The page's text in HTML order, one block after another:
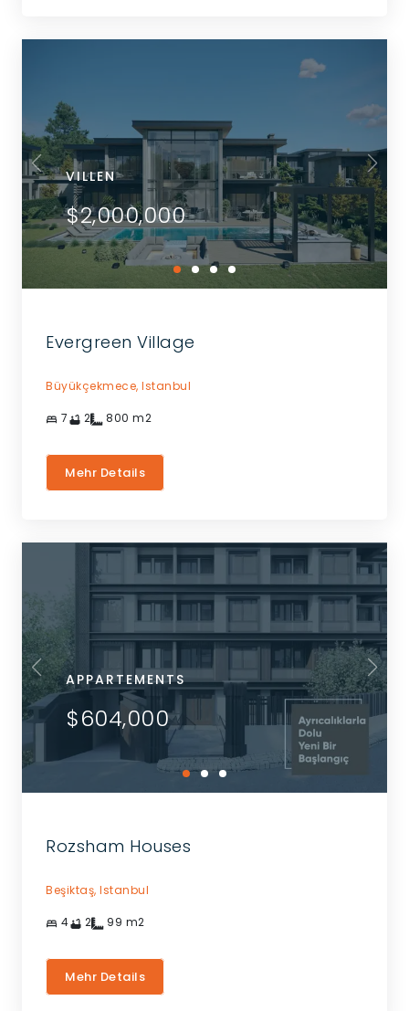
VILLEN
$2,000,000
Evergreen Village
Büyükçekmece, Istanbul
7 2 800 m2
Mehr Details
APPARTEMENTS
$604,000
Rozsham Houses
Beşiktaş, Istanbul
4 2 99 m2
Mehr Details